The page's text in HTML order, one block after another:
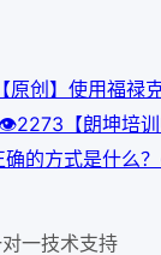
原创】使用福
👁2273 【朗坤培
的方式是什么？
一技术支持